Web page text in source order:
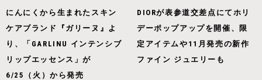
にんにくから生まれたスキン
ケアブランド『ガリーヌ』よ
り、「GARLINU インテンシブ
リップエッセンス」が
6/25（火）から発売
DIORが表参道交差点にてホリ
デーポップアップを開催、限
定アイテムや11月発売の新作
ファイン ジュエリーも